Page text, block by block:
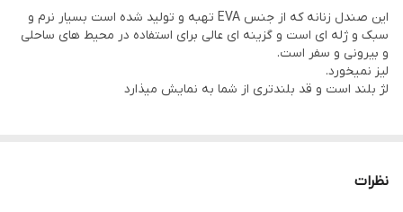
وزن سبک از دیگر مشخصه های این کفش ساحلی است. یکه لنگه
صندل ساحلی کژال وزنی در حدود 140 گرم دارد. سایز بندی این کفش
ساحلی استاندارد بوده و میتوانید مطابق با سایز کفش شهری خود نسبت
این صندل زنانه که از جنس EVA تهبه و تولید شده است بسیار نرم و
سبک و ژله ای است و گزینه ای عالی برای استفاده در محیط های ساحلی
و بیرونی و سفر است.
لیز نمیخورد.
لژ بلند است و قد بلندتری از شما به نمایش میذارد
نظرات